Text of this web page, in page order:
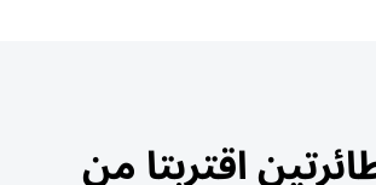
اقتربتا من